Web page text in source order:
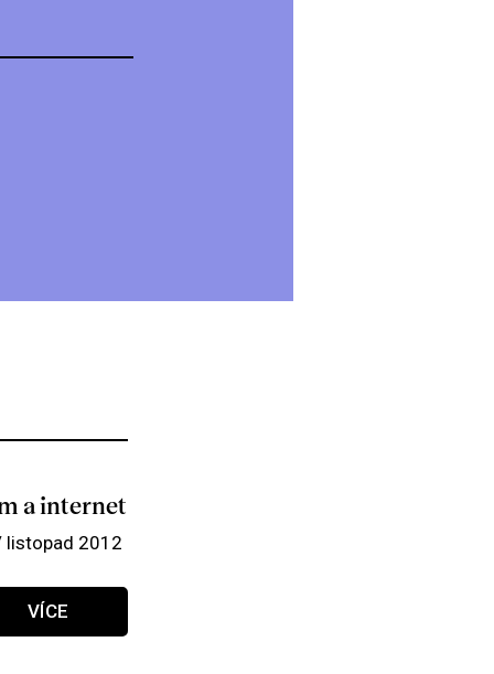
a internet
listopad 2012
VÍCE